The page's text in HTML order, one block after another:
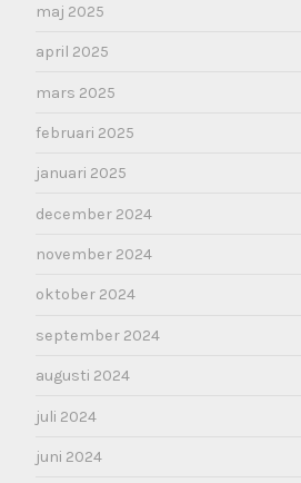
maj 2025
april 2025
mars 2025
februari 2025
januari 2025
december 2024
november 2024
oktober 2024
september 2024
augusti 2024
juli 2024
juni 2024